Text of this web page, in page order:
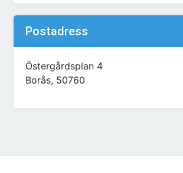
Postadress
Östergårdsplan 4
Borås, 50760